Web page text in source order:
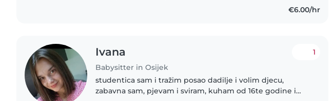
€6.00/hr
Ivana
Babysitter in Osijek
1
studentica sam i tražim posao dadilje i volim djecu,
zabavna sam, pjevam i sviram, kuham od 16te godine i